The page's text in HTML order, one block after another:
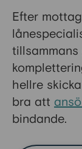
Efter
hellre
bra att
bindande.